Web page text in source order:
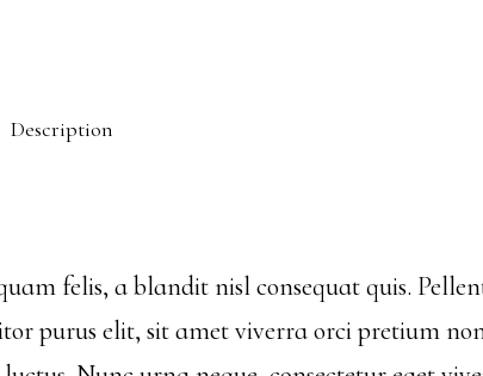
Description
felis, a blandit nisl consequat quis.
purus elit, sit amet viverra orci pretium